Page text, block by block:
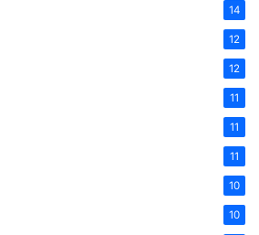
14
12
12
11
11
11
10
10